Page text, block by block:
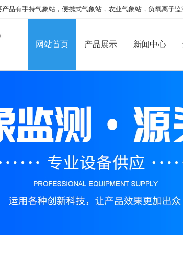
品有手持气象站，便携式气象站，农业气象站，负氧离子监
网站首页 产品展示 新闻中心